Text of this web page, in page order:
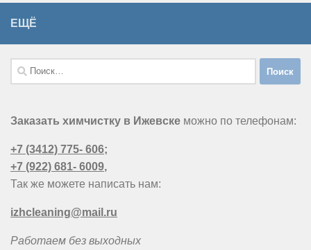
ЕЩЁ
Найти:
Заказать химчистку в Ижевске можно по телефонам:
+7 (3412) 775- 606;
+7 (922) 681- 6009,
Так же можете написать нам:
izhcleaning@mail.ru
Работаем без выходных